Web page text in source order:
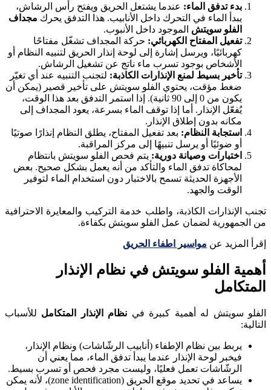
بدء تدفق الماء: عندما يشتعل الحريق ويفتح رأس الرشاش،
يبدأ الماء في التحرك داخل الأنابيب. هذا التدفق يحرك مجداف
الفلو سويتش الموجود داخل الأنبوب.
تفعيل المفتاح الكهربائي: حركة المجداف تشغّل مفتاحًا
كهربائيًا، ويرسل إشارة إلى لوحة إنذار الحريق لتنبيه النظام أو
الأشخاص بوجود تسرب ماء ناتج عن تشغيل الرشاش.
تأخير بسيط لمنع الإنذارات الكاذبة: لتجنب التنبيه عند أي تغيّر
ضغط مؤقت، يحتوي الفلو سويتش على تأخير قصير (يمكن أن
يكون من 0 إلى 90 ثانية). إذا استمر التدفق بعد هذا الوقت،
يُفعّل الإنذار. أما إذا توقف الماء بسرعة، يعود المجداف إلى
مكانه بدون إطلاق الإنذار.
استجابة النظام: بعد تفعيل المفتاح، يطلق النظام إنذارًا صوتيًا
أو ضوئيًا أو يرسل تنبيهًا إلى مركز المراقبة.
اختبارات وصيانة دورية: يتم فحص الفلو سويتش بانتظام
لمحاكاة تدفق الماء والتأكد من أنه يعمل بشكل صحيح. بعض
الأجهزة الحديثة تسمح بالاختبار دون استخدام الماء لتوفير
الوقت والجهد.
تجنب الإنذارات الكاذبة، واطلب خدمة التركيب والمعايرة الاحترافية
من الجمهورية لضمان عمل الفلو سويتش بكفاءة.
إقرأ المزيد عن مواسير اطفاء الحريق
أهمية الفلو سويتش في نظام الإنذار
المتكامل
الفلو سويتش له أهمية كبيرة في نظام الإنذار المتكامل للأسباب
التالية:
يربط بين نظام الإطفاء (أنابيب الرشّاشات) ونظام الإنذار،
فيخبر لوحة الإنذار عندما يبدأ تدفق الماء، مما يعني أن
الرشّاشات تعمل فعليًا، وليست مجرد فحص أو تسرب بسيط.
يساعد في تحديد موقع الحريق (zone identification)، لأنه يمكن